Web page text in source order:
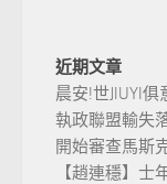
近期文章
晨安!世JIUYI
執政聯盟輸失
開始審查馬斯
【趙連穩】士